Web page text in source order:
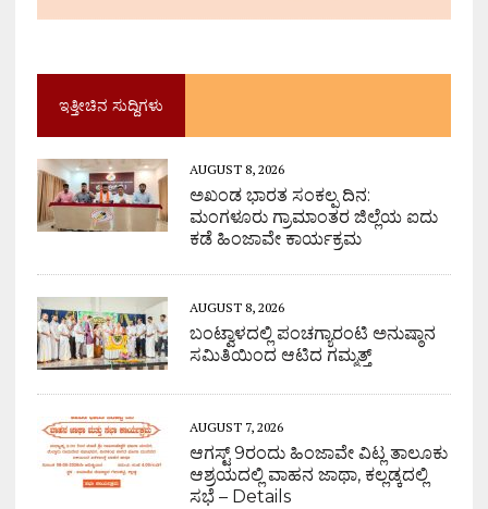
ಇತ್ತೀಚಿನ ಸುದ್ದಿಗಳು
AUGUST 8, 2026
ಅಖಂಡ ಭಾರತ ಸಂಕಲ್ಪ ದಿನ:
ಮಂಗಳೂರು ಗ್ರಾಮಾಂತರ ಜಿಲ್ಲೆಯ ಐದು
ಕಡೆ ಹಿಂಜಾವೇ ಕಾರ್ಯಕ್ರಮ
AUGUST 8, 2026
ಬಂಟ್ವಾಳದಲ್ಲಿ ಪಂಚಗ್ಯಾರಂಟಿ ಅನುಷ್ಠಾನ
ಸಮಿತಿಯಿಂದ ಆಟಿದ ಗಮ್ಮತ್ತ್
AUGUST 7, 2026
ಆಗಸ್ಟ್ 9ರಂದು ಹಿಂಜಾವೇ ವಿಟ್ಲ ತಾಲೂಕು
ಆಶ್ರಯದಲ್ಲಿ ವಾಹನ ಜಾಥಾ, ಕಲ್ಲಡ್ಕದಲ್ಲಿ
ಸಭೆ – Details